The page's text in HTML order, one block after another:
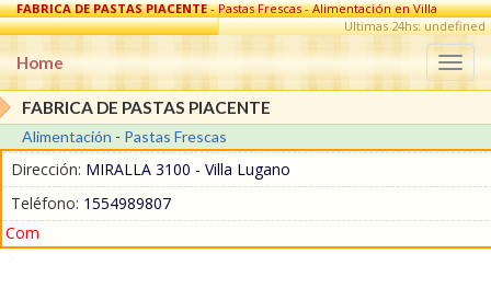
FABRICA DE PASTAS PIACENTE- Pastas Frescas - Alimentación en Villa
Lugano
Ultimas 24hs: undefined
Home
FABRICA DE PASTAS PIACENTE
Alimentación - Pastas Frescas
Dirección: MIRALLA 3100 - Villa Lugano
Teléfono: 1554989807
Com